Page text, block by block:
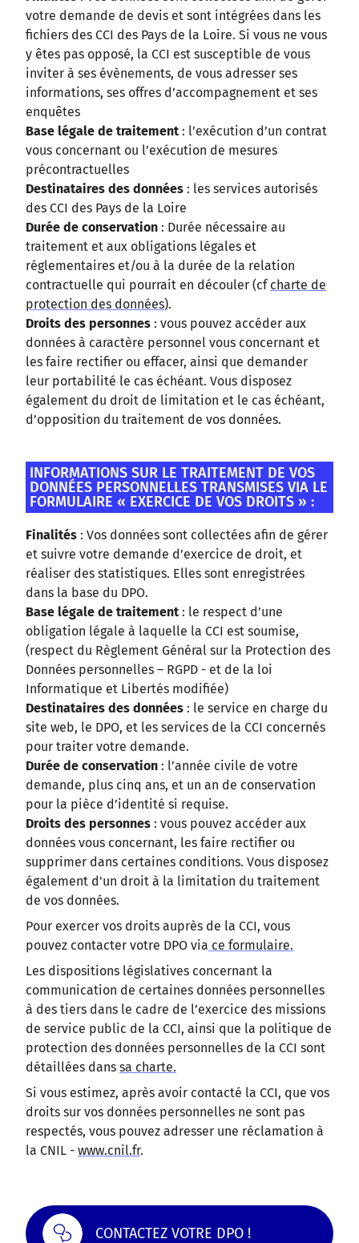
votre demande de devis et sont intégrées dans les
fichiers des CCI des Pays de la Loire. Si vous ne vous
y êtes pas opposé, la CCI est susceptible de vous
inviter à ses évènements, de vous adresser ses
informations, ses offres d’accompagnement et ses
enquêtes
Base légale de traitement : l’exécution d’un contrat
vous concernant ou l’exécution de mesures
précontractuelles
Destinataires des données : les services autorisés
des CCI des Pays de la Loire
Durée de conservation : Durée nécessaire au
traitement et aux obligations légales et
réglementaires et/ou à la durée de la relation
contractuelle qui pourrait en découler (cfcharte de
protection des données).
Droits des personnes : vous pouvez accéder aux
données à caractère personnel vous concernant et
les faire rectifier ou effacer, ainsi que demander
leur portabilité le cas échéant. Vous disposez
également du droit de limitation et le cas échéant,
d’opposition du traitement de vos données.
INFORMATIONS SUR LE TRAITEMENT DE VOS
DONNÉES PERSONNELLES TRANSMISES VIA LE
FORMULAIRE « EXERCICE DE VOS DROITS » :
Finalités : Vos données sont collectées afin de gérer
et suivre votre demande d’exercice de droit, et
réaliser des statistiques. Elles sont enregistrées
dans la base du DPO.
Base légale de traitement : le respect d’une
obligation légale à laquelle la CCI est soumise,
(respect du Règlement Général sur la Protection des
Données personnelles – RGPD - et de la loi
Informatique et Libertés modifiée)
Destinataires des données : le service en charge du
site web, le DPO, et les services de la CCI concernés
pour traiter votre demande.
Durée de conservation : l’année civile de votre
demande, plus cinq ans, et un an de conservation
pour la pièce d’identité si requise.
Droits des personnes : vous pouvez accéder aux
données vous concernant, les faire rectifier ou
supprimer dans certaines conditions. Vous disposez
également d'un droit à la limitation du traitement
de vos données.
Pour exercer vos droits auprès de la CCI, vous
pouvez contacter votre DPO via ce formulaire.
Les dispositions législatives concernant la
communication de certaines données personnelles
à des tiers dans le cadre de l’exercice des missions
de service public de la CCI, ainsi que la politique de
protection des données personnelles de la CCI sont
détaillées dans sa charte.
Si vous estimez, après avoir contacté la CCI, que vos
droits sur vos données personnelles ne sont pas
respectés, vous pouvez adresser une réclamation à
la CNIL - www.cnil.fr.
CONTACTEZ VOTRE DPO !